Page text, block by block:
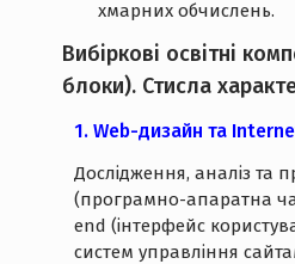
хмарних обчислень.
Вибіркові освітні
блоки). Стисла
1. Web-дизайн та
Дослідження, аналіз та
(програмно-апаратна
end (інтерфейс
систем управління